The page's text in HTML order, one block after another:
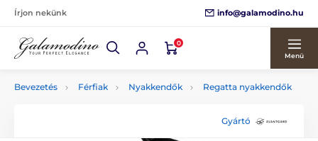
Írjon nekünk info@galamodino.hu
0
Menü
Bevezetés Férfiak Nyakkendők Regatta nyakkendők
Gyártó